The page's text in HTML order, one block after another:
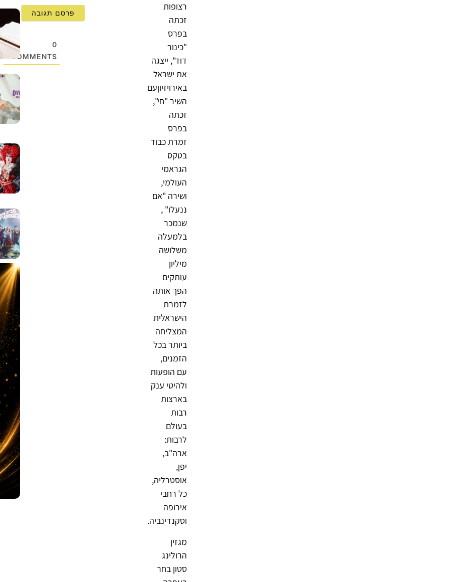
רצופות
זכתה
בפרס
"כינור
דוד", ייצגה
את ישראל
באירויזיוןעם
השיר "חי",
זכתה
בפרס
זמרת כבוד
בטקס
הגראמי
העולמי,
ושירה "אם
ננעלו" ,
שנמכר
בלמעלה
משלושה
מיליון
עותקים
הפך אותה
לזמרת
הישראלית
המצליחה
ביותר בכל
הזמנים,
עם הופעות
ולהיטי ענק
בארצות
רבות
בעולם
לרבות:
ארה"ב,
יפן,
אוסטרליה,
כל רחבי
אירופה
וסקנדינביה.
מגזין
הרולינג
סטון בחר
0
COMMENTS